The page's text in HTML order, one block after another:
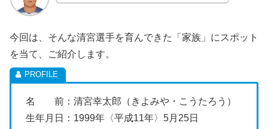
今回は、そんな清宮選手を育んできた「家族」にスポット
を当て、ご紹介します。
名 前：清宮幸太郎（きよみや・こうたろう）
生年月日：1999年〈平成11年〉5月25日